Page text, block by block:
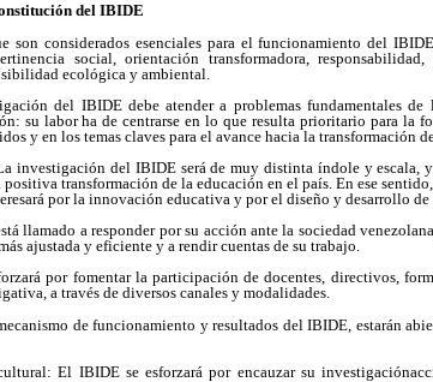
del IBIDE
son considerados esenciales para el funcionamiento del
social, orientación transformadora,
ecológica y ambiental.
del IBIDE debe atender a problemas fundamentales de
su labor ha de centrarse en lo que resulta prioritario para la
y en los temas claves para el avance hacia la transformación
investigación del IBIDE será de muy distinta índole y escala,
positiva transformación de la educación en el país. En ese
por la innovación educativa y por el diseño y desarrollo
llamado a responder por su acción ante la sociedad
ajustada y eficiente y a rendir cuentas de su trabajo.
por fomentar la participación de docentes, directivos,
a través de diversos canales y modalidades.
de funcionamiento y resultados del IBIDE, estarán
El IBIDE se esforzará por encauzar su